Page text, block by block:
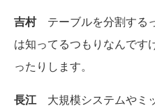
吉村テーブルを分割する
は知ってるつもりなんです
ったりします。
長江大規模システムやミ